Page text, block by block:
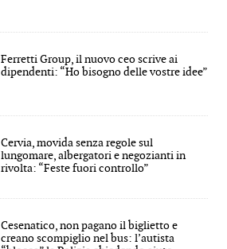
Ferretti Group, il nuovo ceo scrive ai
dipendenti: “Ho bisogno delle vostre idee”
Cervia, movida senza regole sul
lungomare, albergatori e negozianti in
rivolta: “Feste fuori controllo”
Cesenatico, non pagano il biglietto e
creano scompiglio nel bus: l’autista